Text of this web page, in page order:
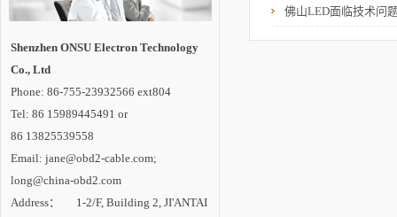
心”，并共同培养博士
及博士后。中国还与
应用、标准检测、示
范工程评价和产品循
斯、南非建立“金砖国
家半导体照明合作平
设。 内专家认
为，LED照明已成为
命，在照明产业变革
Shenzhen ONSU Electron Technology
Co., Ltd
Phone: 86-755-23932566 ext804
Tel: 86 15989445491 or
86 13825539558
Email: jane@obd2-cable.com;
long@china-obd2.com
Address： 1-2/F, Building 2, JI'ANTAI
佛山LED面临技术问